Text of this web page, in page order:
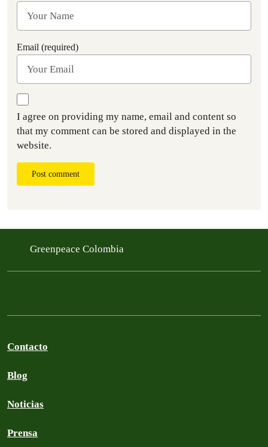
Email (required)
I agree on providing my name, email and content so
that my comment can be stored and displayed in the
website.
Post comment
Greenpeace Colombia
Contacto
Blog
Noticias
Prensa